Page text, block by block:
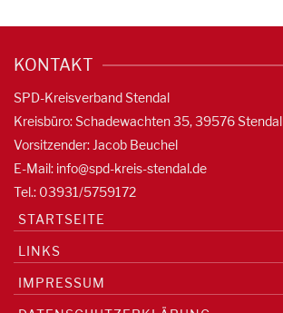
KONTAKT
SPD-Kreisverband Stendal
Kreisbüro: Schadewachten 35, 39576 Stendal
Vorsitzender: Jacob Beuchel
E-Mail: info@spd-kreis-stendal.de
Tel.: 03931/5759172
STARTSEITE
LINKS
IMPRESSUM